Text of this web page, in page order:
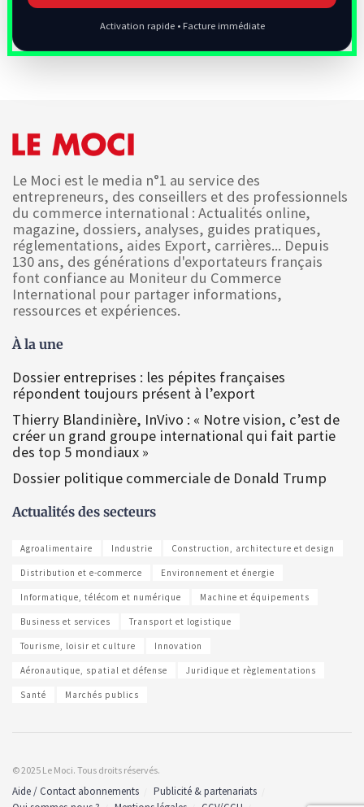
Activation rapide • Facture immédiate
Le Moci est le media n°1 au service des
entrepreneurs, des conseillers et des professionnels
du commerce international : Actualités online,
magazine, dossiers, analyses, guides pratiques,
réglementations, aides Export, carrières... Depuis
130 ans, des générations d'exportateurs français
font confiance au Moniteur du Commerce
International pour partager informations,
ressources et expériences.
À la une
Dossier entreprises : les pépites françaises
répondent toujours présent à l’export
Thierry Blandinière, InVivo : « Notre vision, c’est de
créer un grand groupe international qui fait partie
des top 5 mondiaux »
Dossier politique commerciale de Donald Trump
Actualités des secteurs
Agroalimentaire Industrie Construction, architecture et design
Distribution et e-commerce Environnement et énergie
Informatique, télécom et numérique Machine et équipements
Business et services Transport et logistique
Tourisme, loisir et culture Innovation
Aéronautique, spatial et défense Juridique et règlementations
Santé Marchés publics
© 2025 Le Moci. Tous droits réservés.
Aide / Contact abonnements
Publicité & partenariats